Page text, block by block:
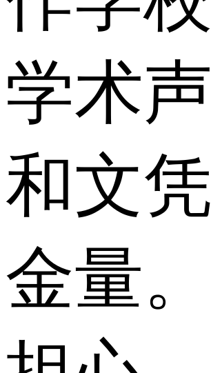
学术
和文
金量